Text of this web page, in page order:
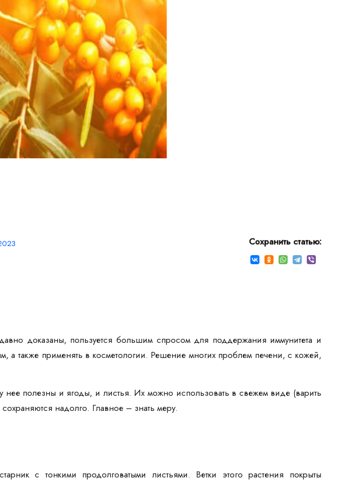
Сохранить статью:
доказаны, пользуется большим спросом для поддержания иммунитета и
а также применять в косметологии. Решение многих проблем печени, с кожей,
нее полезны и ягоды, и листья. Их можно использовать в свежем виде (варить
надолго. Главное – знать меру.
с тонкими продолговатыми листьями. Ветки этого растения покрыты